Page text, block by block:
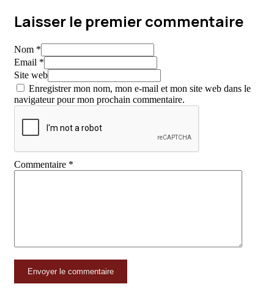
Laisser le premier commentaire
Nom *
Email *
Site web
Enregistrer mon nom, mon e-mail et mon site web dans le
navigateur pour mon prochain commentaire.
Commentaire *